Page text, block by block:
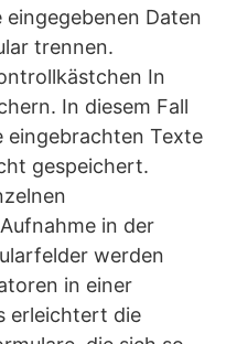
Daten
trennen.
In
In diesem Fall
eingebrachten Texte
gespeichert.
in der
werden
in einer
erleichtert die